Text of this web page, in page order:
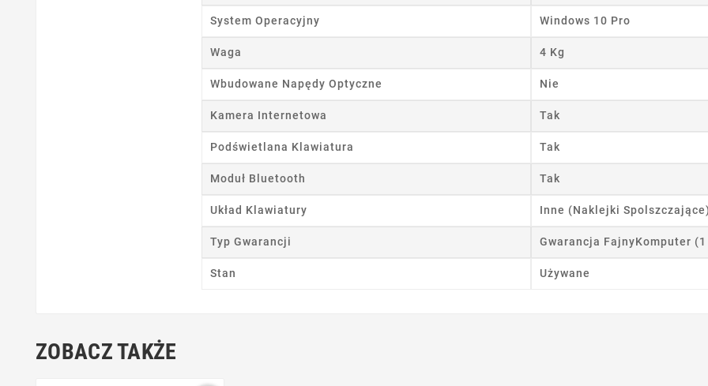
System Operacyjny Windows 10 Pro
Waga 4 Kg
Wbudowane Napędy Optyczne Nie
Kamera Internetowa Tak
Podświetlana Klawiatura Tak
Moduł Bluetooth Tak
Układ Klawiatury Inne (Naklejki
Typ Gwarancji Gwarancja FajnyKomputer (1
Stan Używane
ZOBACZ TAKŻE
Anuluj Utwórz listę życzeń